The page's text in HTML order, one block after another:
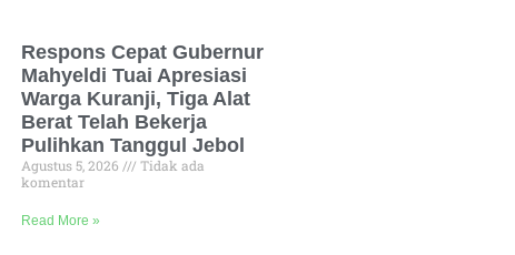
Respons Cepat Gubernur
Mahyeldi Tuai Apresiasi
Warga Kuranji, Tiga Alat
Berat Telah Bekerja
Pulihkan Tanggul Jebol
Agustus 5, 2026
Tidak ada
komentar
Read More »